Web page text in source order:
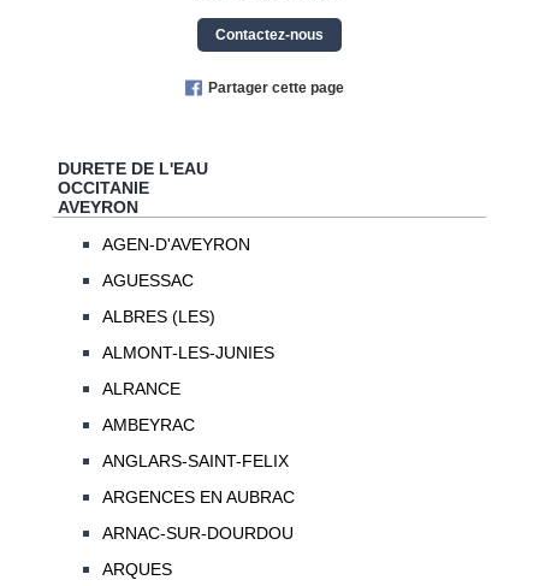
Contactez-nous
Partager cette page
DURETE DE L'EAU
OCCITANIE
AVEYRON
AGEN-D'AVEYRON
AGUESSAC
ALBRES (LES)
ALMONT-LES-JUNIES
ALRANCE
AMBEYRAC
ANGLARS-SAINT-FELIX
ARGENCES EN AUBRAC
ARNAC-SUR-DOURDOU
ARQUES